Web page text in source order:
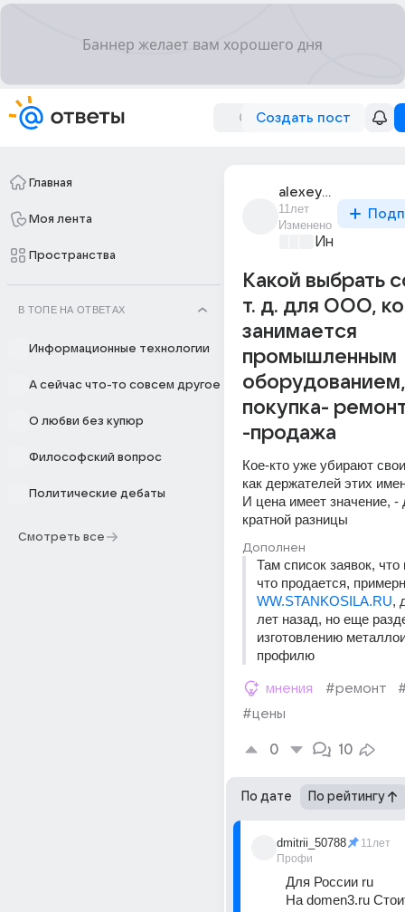
Создать пост
Главная
Моя лента
Пространства
В ТОПЕ НА ОТВЕТАХ
Информационные технологии
А сейчас что-то совсем другое
О любви без купюр
Философский вопрос
Политические дебаты
Смотреть все
alexey_bek
11лет
Изменено
Какой выбрать
т. д. для ООО,
занимается
промышленным
оборудованием,
покупка-
-продажа
Кое-кто уже убирают
как держателей этих
И цена имеет значение, -
кратной разницы
Дополнен
Там список заявок, что
что продается,
WW.STANKOSILA.RU,
лет назад, но еще
изготовлению
профилю
мнения #ремонт
#цены
0 10
По дате По рейтингу
dmitrii_50788
Профи
11лет
Для России ru
На domen3.ru